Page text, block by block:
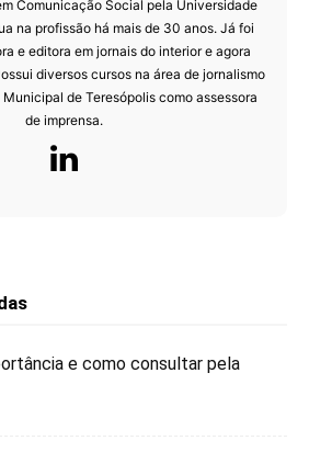
Comunicação Social pela Universidade
na profissão há mais de 30 anos. Já foi
e editora em jornais do interior e agora
diversos cursos na área de jornalismo
de Teresópolis como assessora
de imprensa.
e como consultar pela